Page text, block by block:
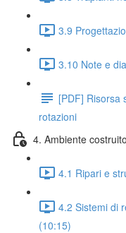
3.9
3.10 Note e
[PDF] Risorsa
rotazioni
4. Ambiente costruito
4.1 Ripari e
4.2 Sistemi di
(10:15)